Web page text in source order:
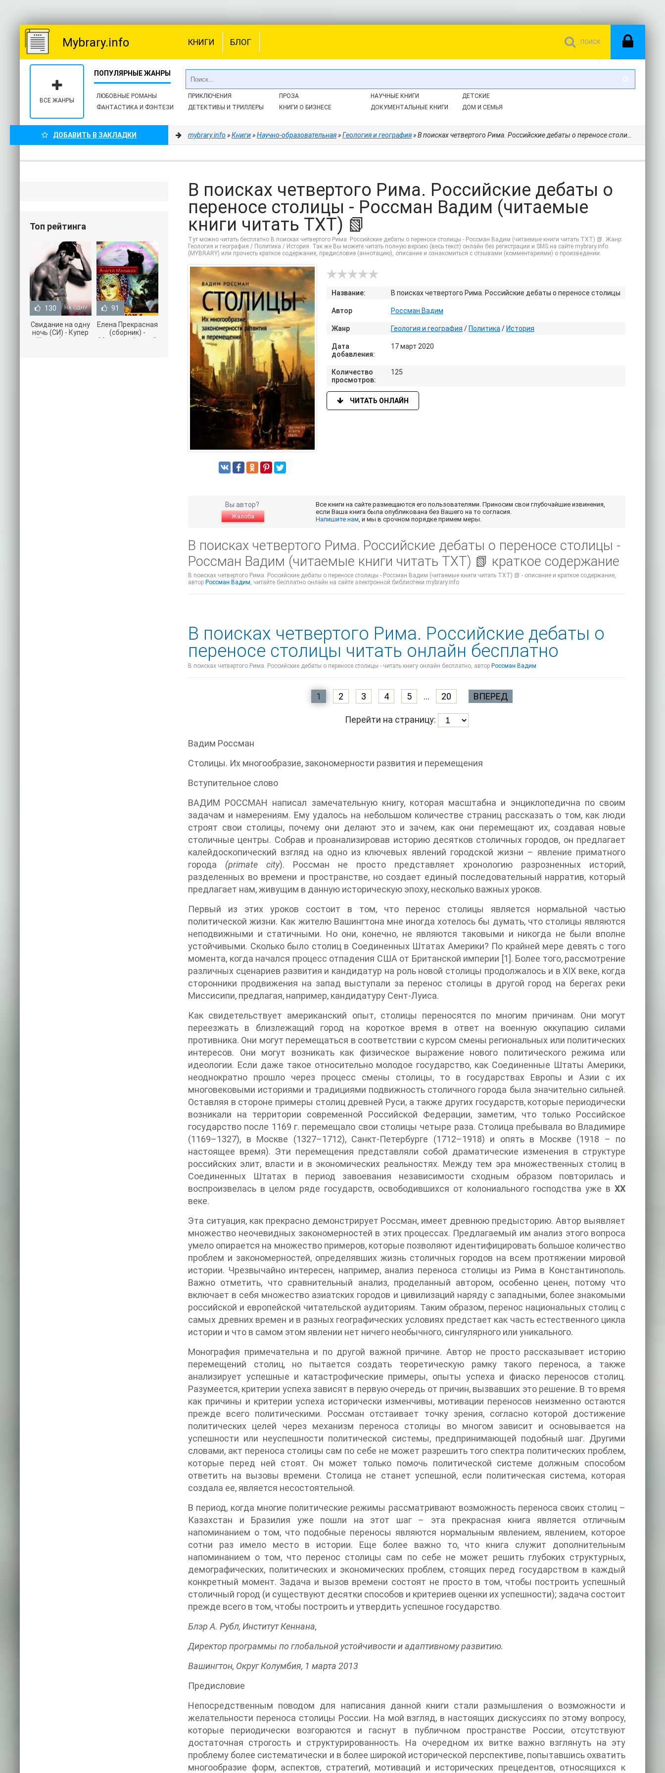
Mybrary.info КНИГИ БЛОГ
ЛЮБОВНЫЕ РОМАНЫ
ФАНТАСТИКА И ФЭНТЕЗИ
ПРИКЛЮЧЕНИЯ
ДЕТЕКТИВЫ И ТРИЛЛЕРЫ
ПРОЗА
КНИГИ О БИЗНЕСЕ
НАУЧНЫЕ КНИГИ
ДОКУМЕНТАЛЬНЫЕ КНИГИ
ДЕТСКИЕ
ДОМ И СЕМЬЯ
ВСЕ ЖАНРЫ
ДОБАВИТЬ В ЗАКЛАДКИ mybrary.info »Книги»Научно-образовательная»Геология и география» В поисках четвертого Рима. Российские дебаты о переносе столицы - Россман Вадим (читаемые книги читать TXT) 📗
В поисках четвертого Рима. Российские дебаты о
переносе столицы - Россман Вадим (читаемые
книги читать TXT) 📗
Тут можно читать бесплатно В поисках четвертого Рима. Российские дебаты о переносе столицы - Россман Вадим (читаемые книги читать TXT) 📗. Жанр:
Геология и география / Политика / История. Так же Вы можете читать полную версию (весь текст) онлайн без регистрации и SMS на сайте mybrary.info
(MYBRARY) или прочесть краткое содержание, предисловие (аннотацию), описание и ознакомиться с отзывами (комментариями) о произведении.
Название: В поисках четвертого Рима. Российские дебаты о переносе столицы
Автор Россман Вадим
Жанр Геология и география / Политика / История
Дата
добавления:
17 март 2020
Количество
просмотров:
125
ЧИТАТЬ ОНЛАЙН
Вы автор?
Жалоба
Все книги на сайте размещаются его пользователями. Приносим свои глубочайшие извинения,
если Ваша книга была опубликована без Вашего на то согласия.
Напишите нам, и мы в срочном порядке примем меры.
В поисках четвертого Рима. Российские дебаты о переносе столицы -
Россман Вадим (читаемые книги читать TXT) 📗 краткое содержание
В поисках четвертого Рима. Российские дебаты о переносе столицы - Россман Вадим (читаемые книги читать TXT) 📗 - описание и краткое содержание,
автор Россман Вадим, читайте бесплатно онлайн на сайте электронной библиотеки mybrary.info
В поисках четвертого Рима. Российские дебаты о
переносе столицы читать онлайн бесплатно
В поисках четвертого Рима. Российские дебаты о переносе столицы - читать книгу онлайн бесплатно, автор Россман Вадим
1 2 3 4 5 ... 20 ВПЕРЕД
Перейти на страницу:
Вадим Россман
Столицы. Их многообразие, закономерности развития и перемещения
Вступительное слово
ВАДИМ РОССМАН написал замечательную книгу, которая масштабна и энциклопедична по своим
задачам и намерениям. Ему удалось на небольшом количестве страниц рассказать о том, как люди
строят свои столицы, почему они делают это и зачем, как они перемещают их, создавая новые
столичные центры. Собрав и проанализировав историю десятков столичных городов, он предлагает
калейдоскопический взгляд на одно из ключевых явлений городской жизни – явление приматного
города (primate city). Россман не просто представляет хронологию разрозненных историй,
разделенных во времени и пространстве, но создает единый последовательный нарратив, который
предлагает нам, живущим в данную историческую эпоху, несколько важных уроков.
Первый из этих уроков состоит в том, что перенос столицы является нормальной частью
политической жизни. Как жителю Вашингтона мне иногда хотелось бы думать, что столицы являются
неподвижными и статичными. Но они, конечно, не являются таковыми и никогда не были вполне
устойчивыми. Сколько было столиц в Соединенных Штатах Америки? По крайней мере девять с того
момента, когда начался процесс отпадения США от Британской империи [1]. Более того, рассмотрение
различных сценариев развития и кандидатур на роль новой столицы продолжалось и в XIX веке, когда
сторонники продвижения на запад выступали за перенос столицы в другой город на берегах реки
Миссисипи, предлагая, например, кандидатуру Сент-Луиса.
Как свидетельствует американский опыт, столицы переносятся по многим причинам. Они могут
переезжать в близлежащий город на короткое время в ответ на военную оккупацию силами
противника. Они могут перемещаться в соответствии с курсом смены региональных или политических
интересов. Они могут возникать как физическое выражение нового политического режима или
идеологии. Если даже такое относительно молодое государство, как Соединенные Штаты Америки,
неоднократно прошло через процесс смены столицы, то в государствах Европы и Азии с их
многовековыми историями и традициями подвижность столичного города была значительно сильней.
Оставляя в стороне примеры столиц древней Руси, а также других государств, которые периодически
возникали на территории современной Российской Федерации, заметим, что только Российское
государство после 1169 г. перемещало свои столицы четыре раза. Столица пребывала во Владимире
(1169–1327), в Москве (1327–1712), Санкт-Петербурге (1712–1918) и опять в Москве (1918 – по
настоящее время). Эти перемещения представляли собой драматические изменения в структуре
российских элит, власти и в экономических реальностях. Между тем эра множественных столиц в
Соединенных Штатах в период завоевания независимости сходным образом повторилась и
воспроизвелась в целом ряде государств, освободившихся от колониального господства уже в XX
веке.
Эта ситуация, как прекрасно демонстрирует Россман, имеет древнюю предысторию. Автор выявляет
множество неочевидных закономерностей в этих процессах. Предлагаемый им анализ этого вопроса
умело опирается на множество примеров, которые позволяют идентифицировать большое количество
проблем и закономерностей, определявших жизнь столичных городов на всем протяжении мировой
истории. Чрезвычайно интересен, например, анализ переноса столицы из Рима в Константинополь.
Важно отметить, что сравнительный анализ, проделанный автором, особенно ценен, потому что
включает в себя множество азиатских городов и цивилизаций наряду с западными, более знакомыми
российской и европейской читательской аудиториям. Таким образом, перенос национальных столиц с
самых древних времен и в разных географических условиях предстает как часть естественного цикла
истории и что в самом этом явлении нет ничего необычного, сингулярного или уникального.
Монография примечательна и по другой важной причине. Автор не просто рассказывает историю
перемещений столиц, но пытается создать теоретическую рамку такого переноса, а также
анализирует успешные и катастрофические примеры, опыты успеха и фиаско переносов столиц.
Разумеется, критерии успеха зависят в первую очередь от причин, вызвавших это решение. В то время
как причины и критерии успеха исторически изменчивы, мотивации переносов неизменно остаются
прежде всего политическими. Россман отстаивает точку зрения, согласно которой достижение
политических целей через механизм переноса столицы во многом зависит и основывается на
успешности или неуспешности политической системы, предпринимающей подобный шаг. Другими
словами, акт переноса столицы сам по себе не может разрешить того спектра политических проблем,
которые перед ней стоят. Он может только помочь политической системе должным способом
ответить на вызовы времени. Столица не станет успешной, если политическая система, которая
создала ее, является несостоятельной.
В период, когда многие политические режимы рассматривают возможность переноса своих столиц –
Казахстан и Бразилия уже пошли на этот шаг – эта прекрасная книга является отличным
напоминанием о том, что подобные переносы являются нормальным явлением, явлением, которое
сотни раз имело место в истории. Еще более важно то, что книга служит дополнительным
напоминанием о том, что перенос столицы сам по себе не может решить глубоких структурных,
демографических, политических и экономических проблем, стоящих перед государством в каждый
конкретный момент. Задача и вызов времени состоят не просто в том, чтобы построить успешный
столичный город (и существуют десятки способов и критериев оценки их успешности); задача состоит
прежде всего в том, чтобы построить и утвердить успешное государство.
Блэр А. Рубл, Институт Кеннана,
Директор программы по глобальной устойчивости и адаптивному развитию.
Вашингтон, Округ Колумбия, 1 марта 2013
Предисловие
Непосредственным поводом для написания данной книги стали размышления о возможности и
желательности переноса столицы России. На мой взгляд, в настоящих дискуссиях по этому вопросу,
которые периодически возгораются и гаснут в публичном пространстве России, отсутствуют
достаточная строгость и структурированность. На очередном их витке важно взглянуть на эту
проблему более систематически и в более широкой исторической перспективе, попытавшись охватить
многообразие форм, аспектов, стратегий, мотиваций и исторических прецедентов, относящихся к
Топ рейтинга
130
Свидание на одну
ночь (СИ) - Купер
Хелен (читать
91
Елена Прекрасная
(сборник) -
Малышев Андрей